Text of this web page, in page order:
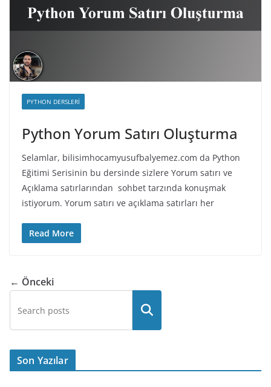
PYTHON DERSLERI
Python Yorum Satırı Oluşturma
Selamlar, bilisimhocamyusufbalyemez.com da Python
Eğitimi Serisinin bu dersinde sizlere Yorum satırı ve
Açıklama satırlarından sohbet tarzında konuşmak
istiyorum. Yorum satırı ve açıklama satırları her
Read More
← Önceki
Son Yazılar